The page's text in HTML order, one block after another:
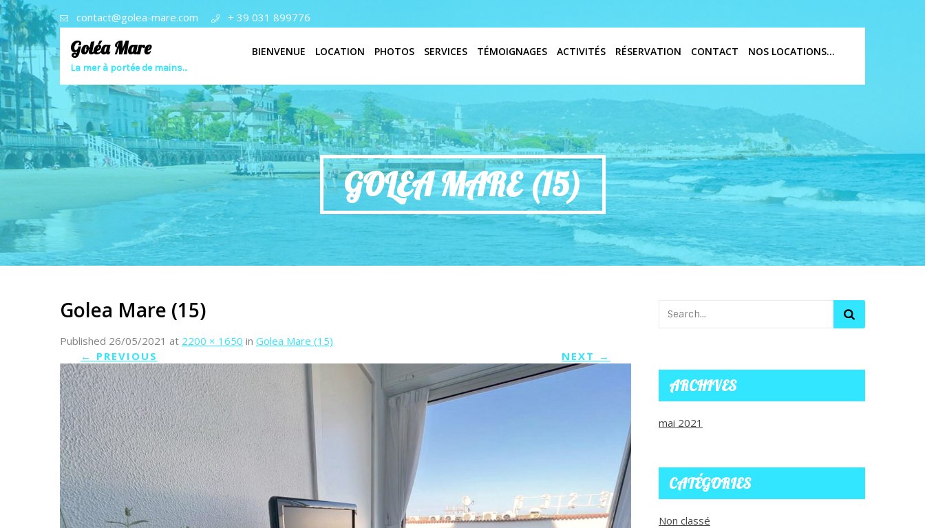
contact@golea-mare.com + 39 031 899776
Goléa Mare
La mer à portée de mains…
BIENVENUE LOCATION PHOTOS SERVICES TÉMOIGNAGES ACTIVITÉS RÉSERVATION CONTACT NOS LOCATIONS…
GOLEA MARE (15)
Golea Mare (15)
Published 26/05/2021 at 2200 × 1650 in Golea Mare (15)
← PREVIOUS NEXT →
ARCHIVES
mai 2021
CATÉGORIES
Non classé